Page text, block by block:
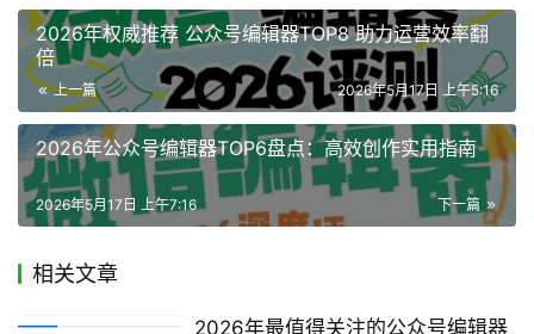
2026 微信公众号编辑器测评
赞(0)
生成海报
2026年权威推荐 公众号编辑器TOP8 助力运营效率翻